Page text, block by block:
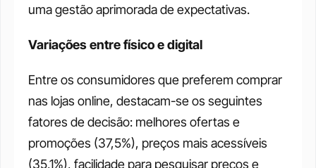
uma gestão aprimorada de expectativas.
Variações entre físico e digital
Entre os consumidores que preferem comprar
nas lojas online, destacam-se os seguintes
fatores de decisão: melhores ofertas e
promoções (37,5%), preços mais acessíveis
(35,1%), facilidade para pesquisar preços e